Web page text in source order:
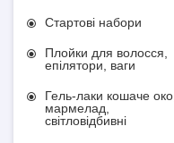
Стартові набори
Плойки для волосся,
епілятори, ваги
Гель-лаки кошаче око,
мармелад,
світловідбивні